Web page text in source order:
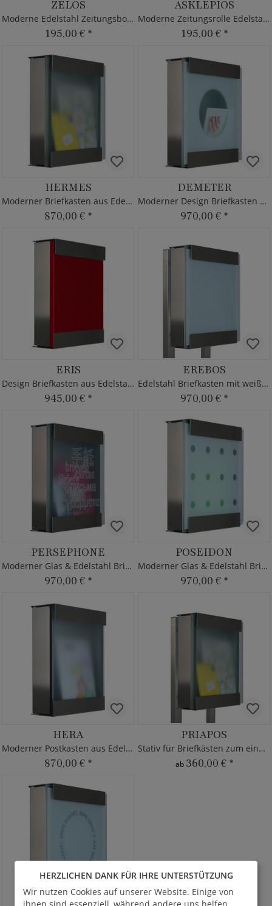
ZELOS
Moderne Edelstahl Zeitungsbox mit Glas
195,00 € *
ASKLEPIOS
Moderne Zeitungsrolle Edelstahl Design rot
195,00 € *
HERMES
Moderner Briefkasten aus Edelstahl & Glas
870,00 € *
DEMETER
Moderner Design Briefkasten aus Edelstahl & Glas
970,00 € *
ERIS
Design Briefkasten aus Edelstahl mit roter Front
945,00 € *
EREBOS
Edelstahl Briefkasten mit weißer Glasfront
970,00 € *
PERSEPHONE
Moderner Glas & Edelstahl Briefkasten Design
970,00 € *
POSEIDON
Moderner Glas & Edelstahl Briefkasten mit Punkte Design
970,00 € *
HERA
Moderner Postkasten aus Edelstahl & Glas
870,00 € *
PRIAPOS
Stativ für Briefkästen zum einbetonieren/aufschrauben
ab 360,00 € *
HERZLICHEN DANK FÜR IHRE UNTERSTÜTZUNG
Wir nutzen Cookies auf unserer Website. Einige von